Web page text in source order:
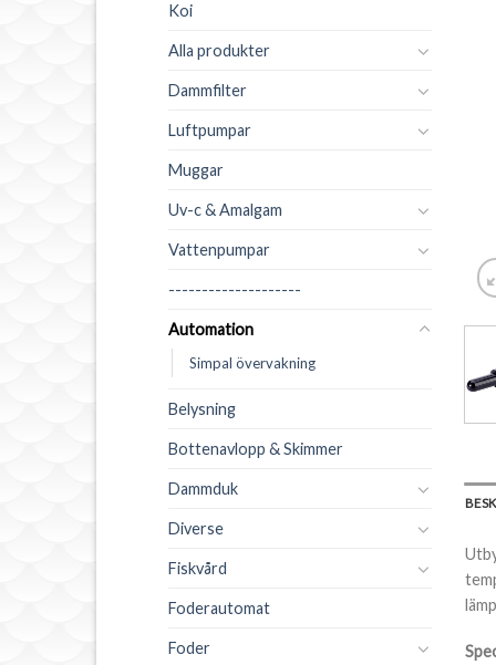
Koi
Alla produkter
Dammfilter
Luftpumpar
Muggar
Uv-c & Amalgam
Vattenpumpar
--------------------
Automation
Simpal övervakning
Belysning
Bottenavlopp & Skimmer
Dammduk
Diverse
Fiskvård
Foderautomat
Foder